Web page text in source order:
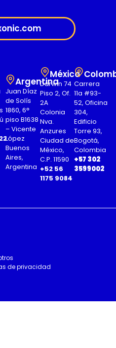
Argentina
Juan Díaz
de Solís
1860, 6°
piso B1638
– Vicente
López
Buenos
Aires,
Argentina
México
Darwin 74
Piso 2, Of.
2A
Colonia
Nva.
Anzures
Ciudad de
México,
C.P. 11590
+52 56
1175 9084
Carrera
11a #93-
52, Oficina
304,
Edificio
Torre 93,
Bogotá,
Colombia
+57 302
3599002
de privacidad